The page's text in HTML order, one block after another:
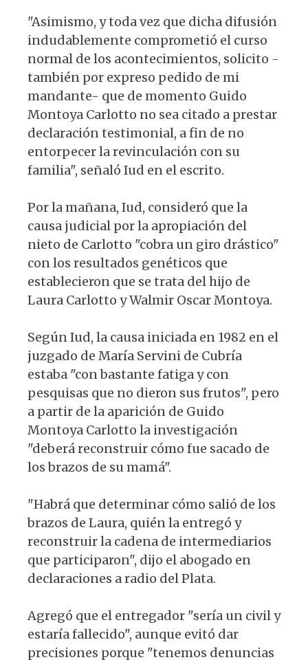
"Asimismo, y toda vez que dicha difusión
indudablemente comprometió el curso
normal de los acontecimientos, solicito -
también por expreso pedido de mi
mandante- que de momento Guido
Montoya Carlotto no sea citado a prestar
declaración testimonial, a fin de no
entorpecer la revinculación con su
familia", señaló Iud en el escrito.
Por la mañana, Iud, consideró que la
causa judicial por la apropiación del
nieto de Carlotto "cobra un giro drástico"
con los resultados genéticos que
establecieron que se trata del hijo de
Laura Carlotto y Walmir Oscar Montoya.
Según Iud, la causa iniciada en 1982 en el
juzgado de María Servini de Cubría
estaba "con bastante fatiga y con
pesquisas que no dieron sus frutos", pero
a partir de la aparición de Guido
Montoya Carlotto la investigación
"deberá reconstruir cómo fue sacado de
los brazos de su mamá".
"Habrá que determinar cómo salió de los
brazos de Laura, quién la entregó y
reconstruir la cadena de intermediarios
que participaron", dijo el abogado en
declaraciones a radio del Plata.
Agregó que el entregador "sería un civil y
estaría fallecido", aunque evitó dar
precisiones porque "tenemos denuncias